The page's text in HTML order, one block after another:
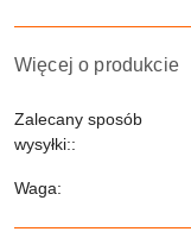
Więcej o produkcie
Zalecany sposób
wysyłki::
Waga: